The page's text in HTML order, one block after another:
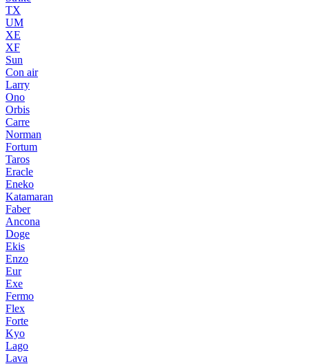
TX
UM
XE
XF
Sun
Con air
Larry
Ono
Orbis
Carre
Norman
Fortum
Taros
Eracle
Eneko
Katamaran
Faber
Ancona
Doge
Ekis
Enzo
Eur
Exe
Fermo
Flex
Forte
Kyo
Lago
Lava